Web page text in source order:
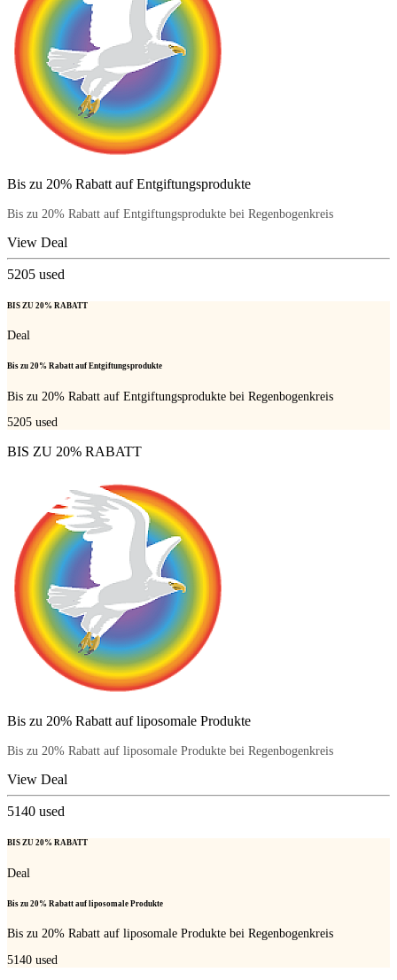
Bis zu 20% Rabatt auf Entgiftungsprodukte
Bis zu 20% Rabatt auf Entgiftungsprodukte bei Regenbogenkreis
View Deal
5205 used
BIS ZU 20% RABATT
Deal
Bis zu 20% Rabatt auf Entgiftungsprodukte
Bis zu 20% Rabatt auf Entgiftungsprodukte bei Regenbogenkreis
5205 used
BIS ZU 20% RABATT
Bis zu 20% Rabatt auf liposomale Produkte
Bis zu 20% Rabatt auf liposomale Produkte bei Regenbogenkreis
View Deal
5140 used
BIS ZU 20% RABATT
Deal
Bis zu 20% Rabatt auf liposomale Produkte
Bis zu 20% Rabatt auf liposomale Produkte bei Regenbogenkreis
5140 used